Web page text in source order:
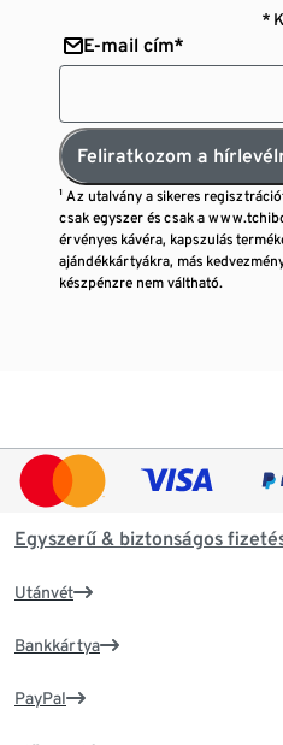
*
E-mail cím*
Feliratkozom a
¹ Az utalvány a sikeres
csak egyszer és csak a
érvényes kávéra, kapszulás
ajándékkártyákra, más
készpénzre nem váltható.
Egyszerű & biztonságos
Utánvét
Bankkártya
PayPal